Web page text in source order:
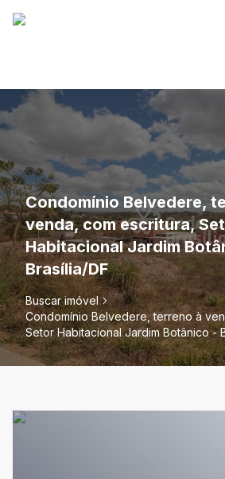
Condomínio Belvedere,
venda, com escritura,
Habitacional Jardim
Brasília/DF
Buscar imóvel
Condomínio Belvedere, terreno à
Setor Habitacional Jardim Botânico -